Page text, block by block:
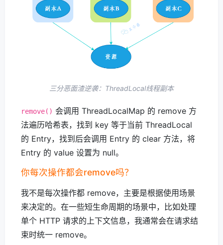
三分恶面渣逆袭：ThreadLocal线程副本
remove() 会调用 ThreadLocalMap 的 remove 方
法遍历哈希表，找到 key 等于当前 ThreadLocal
的 Entry，找到后会调用 Entry 的 clear 方法，将
Entry 的 value 设置为 null。
你每次操作都会remove吗？
我不是每次操作都 remove，主要是根据使用场景
来决定的。在一些短生命周期的场景中，比如处理
单个 HTTP 请求的上下文信息，我通常会在请求结
束时统一 remove。